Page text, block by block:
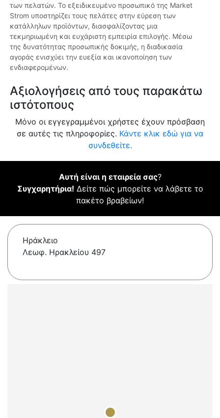
των πελατών. Το εξειδικευμένο προσωπικό της Market
Strom υποστηρίζει τους πελάτες στην εύρεση των
κατάλληλων προϊόντων, διασφαλίζοντας μια
τεκμηριωμένη και ευχάριστη εμπειρία επιλογής. Μέσω
της δυνατότητας προσωπικής δοκιμής, η διαδικασία
αγοράς ενισχύει την ευεξία και ικανοποίηση των
ενδιαφερομένων.
Αξιολογήσεις από τους παρακάτω
ιστότοπους
Μόνο οι εγγεγραμμένοι χρήστες έχουν πρόσβαση
σε αυτές τις πληροφορίες. Κάντε κλικ εδώ για να
συνδεθείτε.
Αυτή είναι η εταιρεία σας?
Συγχαρητήρια! Δείτε πώς μπορείτε να λάβετε το
πακέτο βραβείων!
Ηράκλειο
Λεωφ. Ηρακλείου 497